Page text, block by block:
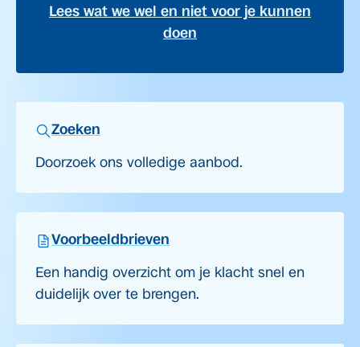
Lees wat we wel en niet voor je kunnen
doen
Zoeken
Doorzoek ons volledige aanbod.
Voorbeeldbrieven
Een handig overzicht om je klacht snel en
duidelijk over te brengen.